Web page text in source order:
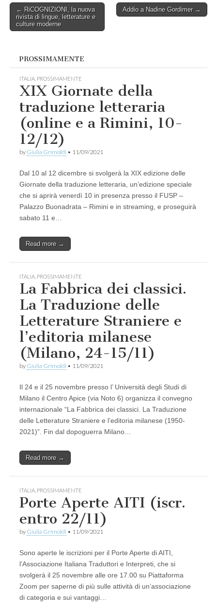
Post
navigation
← RiCOGNIZIONI, la nuova
rivista di lingue, letterature e
culture moderne
Addio a Nadine Gordimer →
PROSSIMAMENTE
ITALIA PROSSIMAMENTE
XIX Giornate della
traduzione letteraria
(online e a Rimini, 10-
12/12)
by Giulia Grimoldi • 11/09/2021
Dal 10 al 12 dicembre si svolgerà la XIX edizione delle
Giornate della traduzione letteraria, un’edizione speciale
che si aprirà venerdì 10 in presenza presso il FUSP –
Palazzo Buonadrata – Rimini e in streaming, e proseguirà
sabato 11 e…
Read more →
ITALIA PROSSIMAMENTE
La Fabbrica dei classici.
La Traduzione delle
Letterature Straniere e
l’editoria milanese
(Milano, 24-15/11)
by Giulia Grimoldi • 11/09/2021
Il 24 e il 25 novembre presso l’ Università degli Studi di
Milano il Centro Apice (via Noto 6) organizza il convegno
internazionale “La Fabbrica dei classici. La Traduzione
delle Letterature Straniere e l’editoria milanese (1950-
2021)”. Fin dal dopoguerra Milano…
Read more →
ITALIA PROSSIMAMENTE
Porte Aperte AITI (iscr.
entro 22/11)
by Giulia Grimoldi • 11/09/2021
Sono aperte le iscrizioni per il Porte Aperte di AITI,
l’Associazione Italiana Traduttori e Interpreti, che si
svolgerà il 25 novembre alle ore 17.00 su Piattaforma
Zoom per saperne di più sulle attività di un’associazione
di categoria e sui vantaggi…